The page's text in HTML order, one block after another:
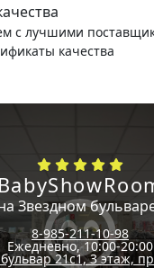
с лучшими
качества
Звездном
8-985-211-10-98
Ежедневно, 10:00-20:00
21с1, 3 этаж,